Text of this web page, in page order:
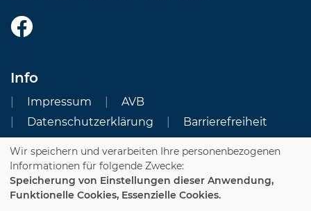
Info
Impressum
AVB
Datenschutzerklärung
Barrierefreiheit
Cookie Einstellungen
Dozenten-Login
Wir speichern und verarbeiten Ihre personenbezogenen
Informationen für folgende Zwecke:
Speicherung von Einstellungen dieser Anwendung,
Funktionelle Cookies, Essenzielle Cookies.